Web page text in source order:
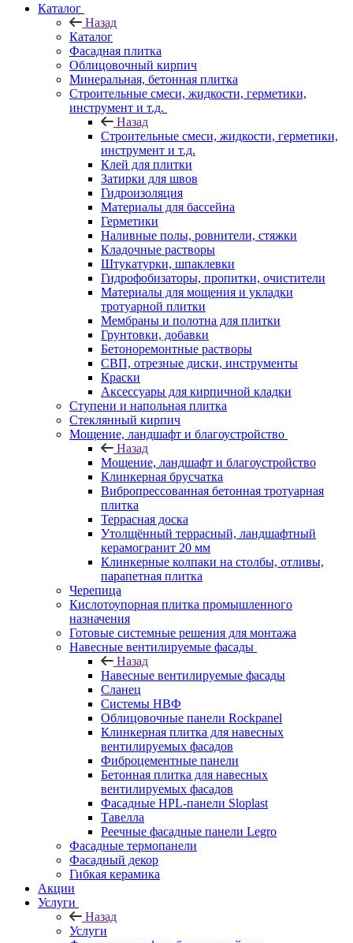
Каталог
Назад
Каталог
Фасадная плитка
Облицовочный кирпич
Минеральная, бетонная плитка
Строительные смеси, жидкости, герметики,
инструмент и т.д.
Назад
Строительные смеси, жидкости, герметики,
инструмент и т.д.
Клей для плитки
Затирки для швов
Гидроизоляция
Материалы для бассейна
Герметики
Наливные полы, ровнители, стяжки
Кладочные растворы
Штукатурки, шпаклевки
Гидрофобизаторы, пропитки, очистители
Материалы для мощения и укладки
тротуарной плитки
Мембраны и полотна для плитки
Грунтовки, добавки
Бетоноремонтные растворы
СВП, отрезные диски, инструменты
Краски
Аксессуары для кирпичной кладки
Ступени и напольная плитка
Cтеклянный кирпич
Мощение, ландшафт и благоустройство
Назад
Мощение, ландшафт и благоустройство
Клинкерная брусчатка
Вибропрессованная бетонная тротуарная
плитка
Террасная доска
Утолщённый террасный, ландшафтный
керамогранит 20 мм
Клинкерные колпаки на столбы, отливы,
парапетная плитка
Черепица
Кислотоупорная плитка промышленного
назначения
Готовые системные решения для монтажа
Навесные вентилируемые фасады
Назад
Навесные вентилируемые фасады
Сланец
Системы НВФ
Облицовочные панели Rockpanel
Клинкерная плитка для навесных
вентилируемых фасадов
Фиброцементные панели
Бетонная плитка для навесных
вентилируемых фасадов
Фасадные HPL-панели Sloplast
Тавелла
Реечные фасадные панели Legro
Фасадные термопанели
Фасадный декор
Гибкая керамика
Акции
Услуги
Назад
Услуги